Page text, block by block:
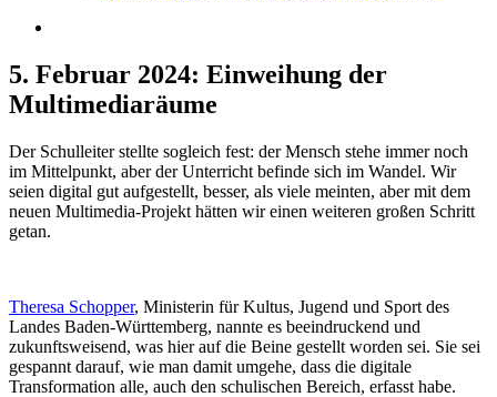
5. Februar 2024: Einweihung der
Multimediaräume
Der Schulleiter stellte sogleich fest: der Mensch stehe immer noch
im Mittelpunkt, aber der Unterricht befinde sich im Wandel. Wir
seien digital gut aufgestellt, besser, als viele meinten, aber mit dem
neuen Multimedia-Projekt hätten wir einen weiteren großen Schritt
getan.
Theresa Schopper, Ministerin für Kultus, Jugend und Sport des
Landes Baden-Württemberg, nannte es beeindruckend und
zukunftsweisend, was hier auf die Beine gestellt worden sei. Sie sei
gespannt darauf, wie man damit umgehe, dass die digitale
Transformation alle, auch den schulischen Bereich, erfasst habe.